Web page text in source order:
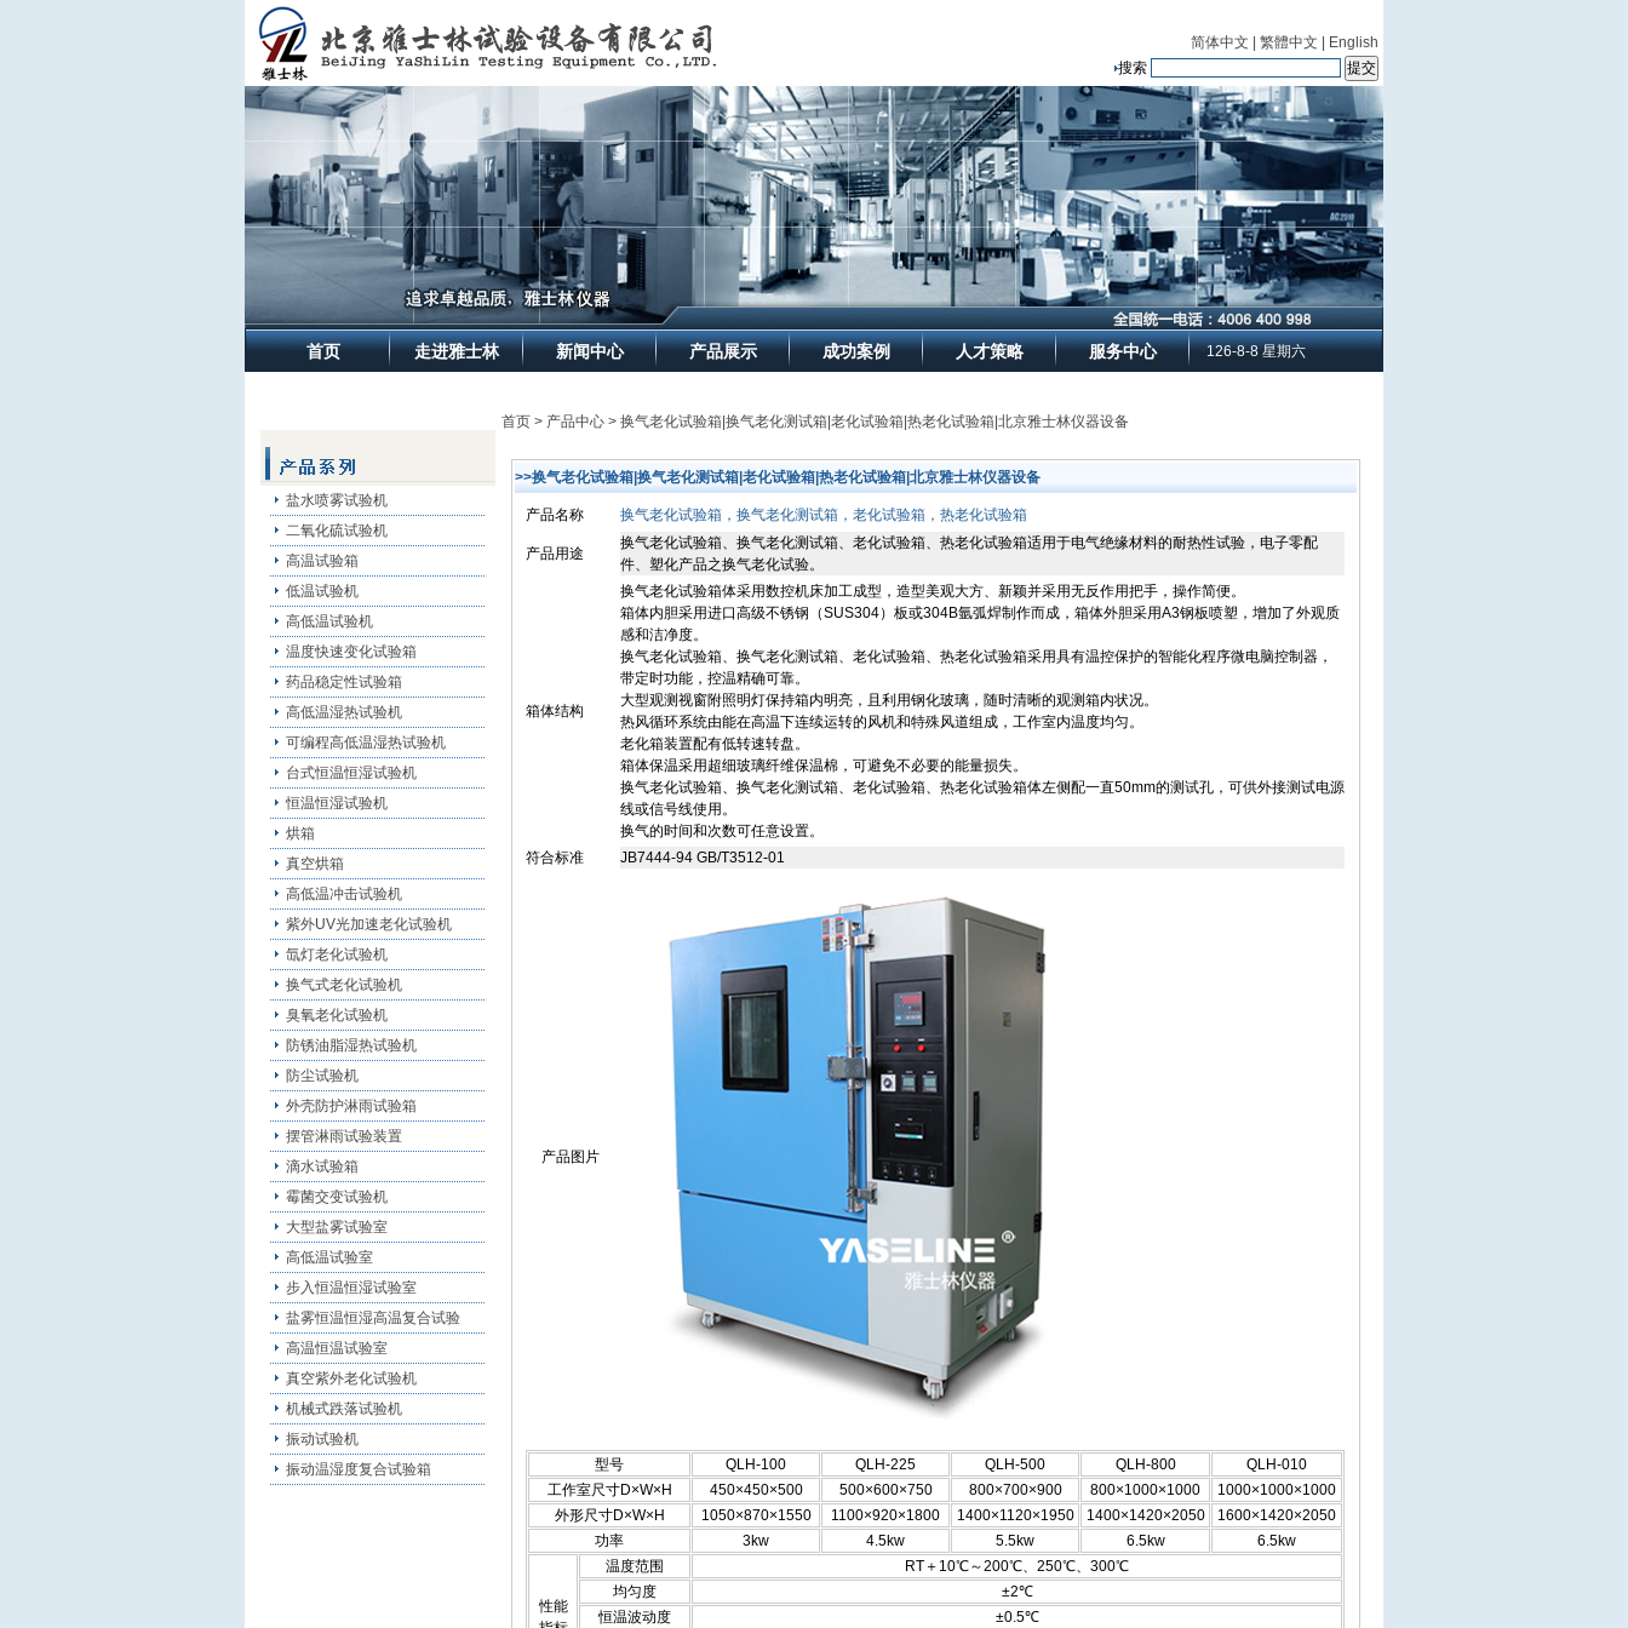
简体中文 繁體中文
English
搜索
首页 走进雅士林 新闻中心 产品展示 成功案例 人才策略 服务中心 126-8-8 星期六
盐水喷雾试验机
二氧化硫试验机
高温试验箱
低温试验机
高低温试验机
温度快速变化试验箱
药品稳定性试验箱
高低温湿热试验机
可编程高低温湿热试验机
台式恒温恒湿试验机
恒温恒湿试验机
烘箱
真空烘箱
高低温冲击试验机
紫外UV光加速老化试验机
氙灯老化试验机
换气式老化试验机
臭氧老化试验机
防锈油脂湿热试验机
防尘试验机
外壳防护淋雨试验箱
摆管淋雨试验装置
滴水试验箱
霉菌交变试验机
大型盐雾试验室
高低温试验室
步入恒温恒湿试验室
盐雾恒温恒湿高温复合试验
高温恒温试验室
真空紫外老化试验机
机械式跌落试验机
振动试验机
振动温湿度复合试验箱
首页 > 产品中心 > 换气老化试验箱|换气老化测试箱|老化试验箱|热老化试验箱|北京雅士林仪器设备
>>换气老化试验箱|换气老化测试箱|老化试验箱|热老化试验箱|北京雅士林仪器设备
产品名称 换气老化试验箱，换气老化测试箱，老化试验箱，热老化试验箱
产品用途
换气老化试验箱、换气老化测试箱、老化试验箱、热老化试验箱适用于电气绝缘材料的耐热性试验，电子零配
件、塑化产品之换气老化试验。
箱体结构
换气老化试验箱体采用数控机床加工成型，造型美观大方、新颖并采用无反作用把手，操作简便。
箱体内胆采用进口高级不锈钢（SUS304）板或304B氩弧焊制作而成，箱体外胆采用A3钢板喷塑，增加了外观质
感和洁净度。
换气老化试验箱、换气老化测试箱、老化试验箱、热老化试验箱采用具有温控保护的智能化程序微电脑控制器，
带定时功能，控温精确可靠。
大型观测视窗附照明灯保持箱内明亮，且利用钢化玻璃，随时清晰的观测箱内状况。
热风循环系统由能在高温下连续运转的风机和特殊风道组成，工作室内温度均匀。
老化箱装置配有低转速转盘。
箱体保温采用超细玻璃纤维保温棉，可避免不必要的能量损失。
换气老化试验箱、换气老化测试箱、老化试验箱、热老化试验箱体左侧配一直50mm的测试孔，可供外接测试电源
线或信号线使用。
换气的时间和次数可任意设置。
符合标准
JB7444-94 GB/T3512-01
产品图片
型号 QLH-100 QLH-225 QLH-500 QLH-800
QLH-010
工作室尺寸D×W×H
450×450×500 500×600×750 800×700×900 800×1000×1000
1000×1000×1000
外形尺寸D×W×H
1050×870×1550 1100×920×1800 1400×1120×1950 1400×1420×2050
1600×1420×2050
功率
3kw 4.5kw 5.5kw 6.5kw 6.5kw
性能
温度范围
RT＋10℃～200℃、250℃、300℃
均匀度
±2℃
恒温波动度
±0.5℃